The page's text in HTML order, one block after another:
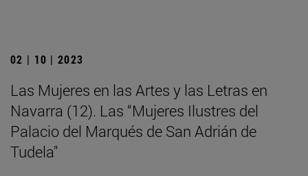
02 | 10 | 2023
Las Mujeres en las Artes y las Letras en
Navarra (12). Las “Mujeres Ilustres del
Palacio del Marqués de San Adrián de
Tudela"